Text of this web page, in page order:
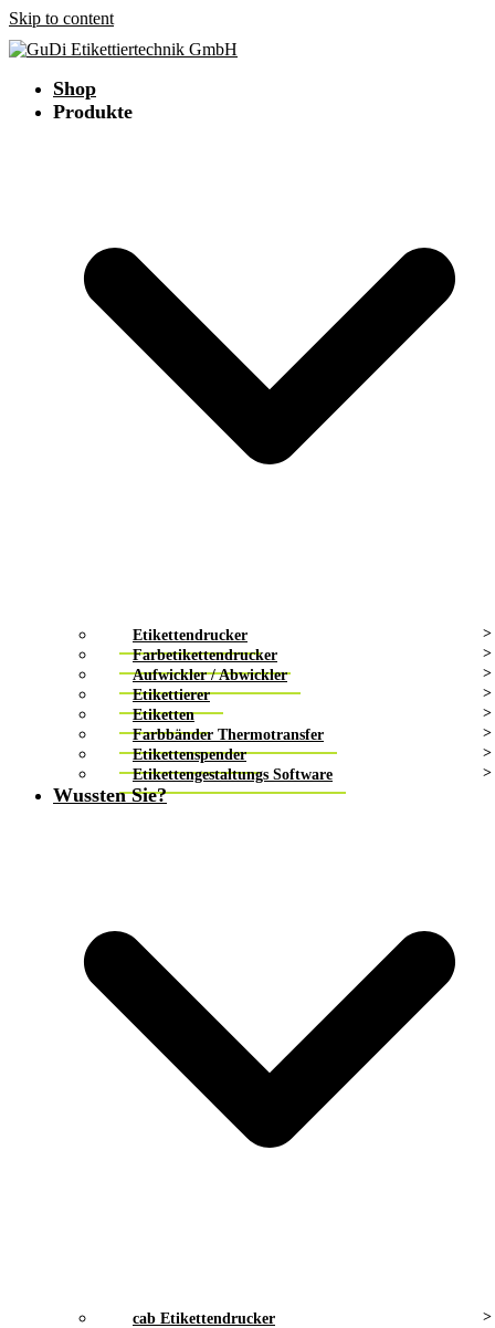
Skip to content
Shop
Produkte
Etikettendrucker
Farbetikettendrucker
Aufwickler / Abwickler
Etikettierer
Etiketten
Farbbänder Thermotransfer
Etikettenspender
Etikettengestaltungs Software
Wussten Sie?
cab Etikettendrucker